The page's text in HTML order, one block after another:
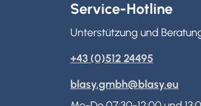
Service-Hotline
Unterstützung und
+43 (0)512 24495
blasy.gmbh@blasy.eu